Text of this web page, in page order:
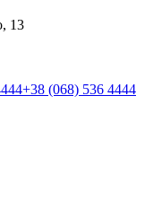
13
+38 (068) 536 4444